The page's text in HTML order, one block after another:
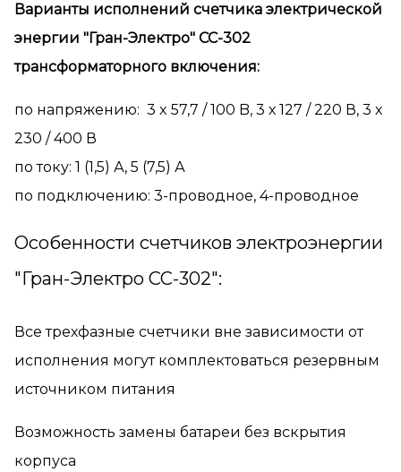
Варианты исполнений счетчика электрической
энергии "Гран-Электро" СС-302
трансформаторного включения:
по напряжению: 3 x 57,7 / 100 B, 3 х 127 / 220 В, 3 х
230 / 400 В
по току: 1 (1,5) А, 5 (7,5) А
по подключению: 3-проводное, 4-проводное
Особенности счетчиков электроэнергии
"Гран-Электро CC-302":
Все трехфазные счетчики вне зависимости от
исполнения могут комплектоваться резервным
источником питания
Возможность замены батареи без вскрытия
корпуса